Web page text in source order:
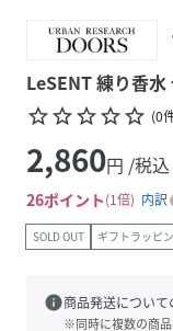
LeSENT 練り香
star_borderstar_borderstar_borderstar_borderstar_border (0
2,860円 /税込
26ポイント 1倍 内訳
SOLD OUT ギフトラッピ
info商品発送について
※同時に複数の商